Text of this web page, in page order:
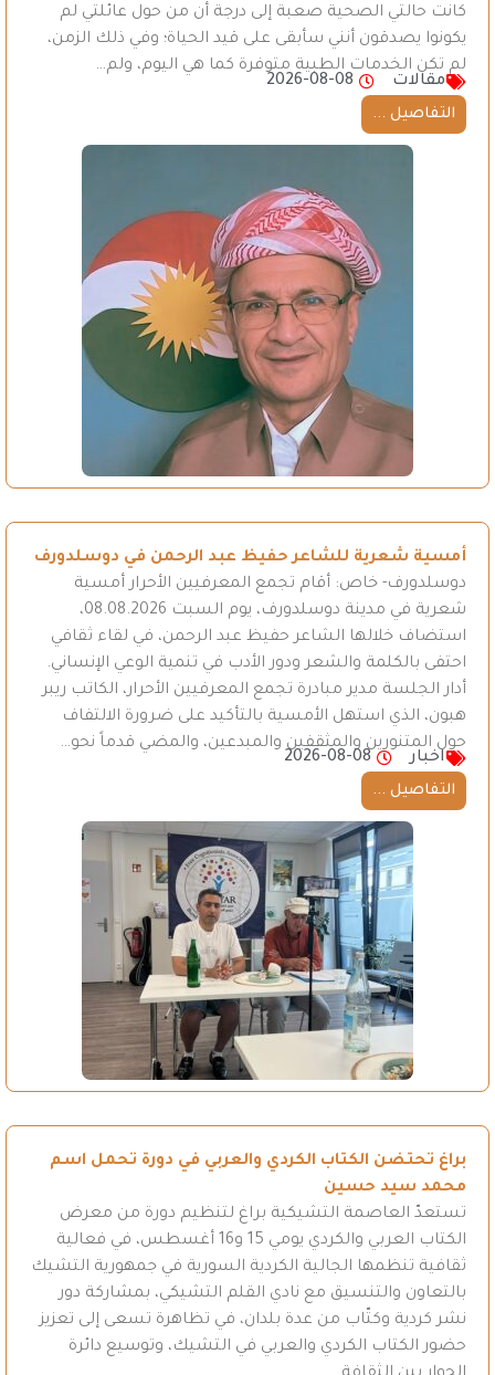
كانت حالتي الصحية صعبة إلى درجة أن من حول عائلتي لم
يكونوا يصدقون أنني سأبقى على قيد الحياة؛ وفي ذلك الزمن،
لم تكن الخدمات الطبية متوفرة كما هي اليوم، ولم…
مقالات
2026-08-08
التفاصيل ...
أمسية شعرية للشاعر حفيظ عبد الرحمن في دوسلدورف
دوسلدورف- خاص: أقام تجمع المعرفيين الأحرار أمسية
شعرية في مدينة دوسلدورف، يوم السبت 08.08.2026،
استضاف خلالها الشاعر حفيظ عبد الرحمن، في لقاء ثقافي
احتفى بالكلمة والشعر ودور الأدب في تنمية الوعي الإنساني.
أدار الجلسة مدير مبادرة تجمع المعرفيين الأحرار، الكاتب ريبر
هبون، الذي استهل الأمسية بالتأكيد على ضرورة الالتفاف
حول المتنورين والمثقفين والمبدعين، والمضي قدماً نحو…
اخبار
2026-08-08
التفاصيل ...
براغ تحتضن الكتاب الكردي والعربي في دورة تحمل اسم
محمد سيد حسين
تستعدّ العاصمة التشيكية براغ لتنظيم دورة من معرض
الكتاب العربي والكردي يومي 15 و16 أغسطس، في فعالية
ثقافية تنظمها الجالية الكردية السورية في جمهورية التشيك
بالتعاون والتنسيق مع نادي القلم التشيكي، بمشاركة دور
نشر كردية وكتّاب من عدة بلدان، في تظاهرة تسعى إلى تعزيز
حضور الكتاب الكردي والعربي في التشيك، وتوسيع دائرة